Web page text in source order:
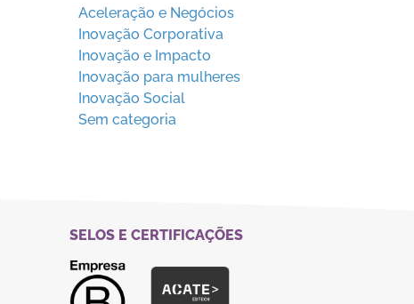
Aceleração e Negócios
Inovação Corporativa
Inovação e Impacto
Inovação para mulheres
Inovação Social
Sem categoria
SELOS E CERTIFICAÇÕES